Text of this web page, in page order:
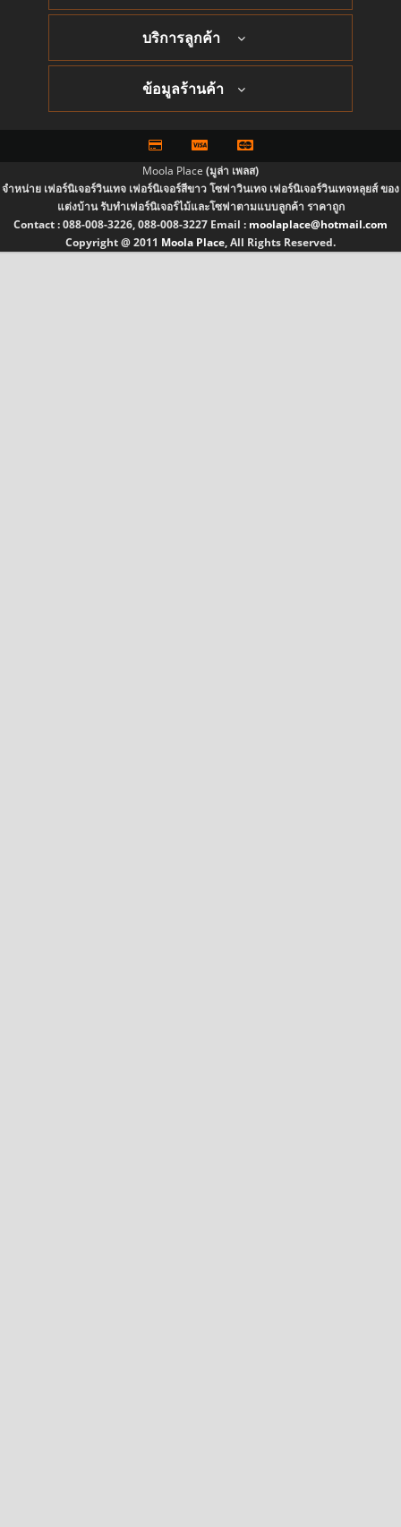
บริการลูกค้า
ข้อมูลร้านค้า
Moola Place (มูล่า เพลส)
จำหน่าย เฟอร์นิเจอร์วินเทจ เฟอร์นิเจอร์สีขาว โซฟาวินเทจ เฟอร์นิเจอร์วินเทจหลุยส์ ของ
แต่งบ้าน รับทำเฟอร์นิเจอร์ไม้และโซฟาตามแบบลูกค้า ราคาถูก
Contact :088-008-3226, 088-008-3227 Email : moolaplace@hotmail.com
Copyright @ 2011 Moola Place, All Rights Reserved.